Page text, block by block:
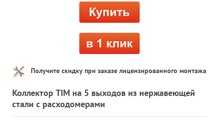
Получите скидку при заказе лицензированного монтажа
Коллектор TIM на 5 выходов из нержавеющей
стали с расходомерами